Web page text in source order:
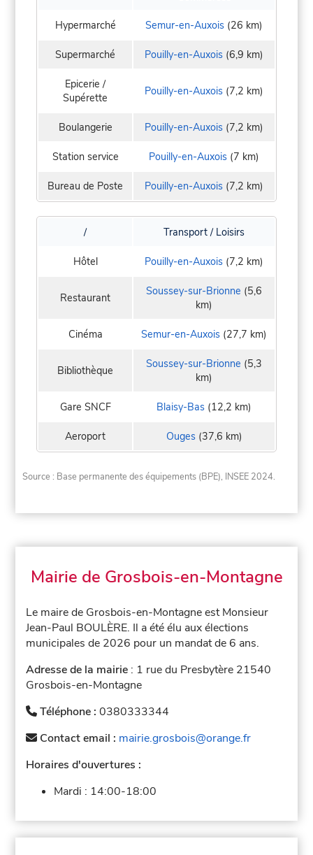
Hypermarché Semur-en-Auxois (26 km)
Supermarché Pouilly-en-Auxois (6,9 km)
Epicerie /
Supérette
Pouilly-en-Auxois (7,2 km)
Boulangerie Pouilly-en-Auxois (7,2 km)
Station service Pouilly-en-Auxois (7 km)
Bureau de Poste Pouilly-en-Auxois (7,2 km)
/ Transport / Loisirs
Hôtel Pouilly-en-Auxois (7,2 km)
Restaurant Soussey-sur-Brionne (5,6
km)
Cinéma Semur-en-Auxois (27,7 km)
Bibliothèque Soussey-sur-Brionne (5,3
km)
Gare SNCF Blaisy-Bas (12,2 km)
Aeroport Ouges(37,6 km)
Source : Base permanente des équipements (BPE), INSEE 2024.
Mairie de Grosbois-en-Montagne
Le maire de Grosbois-en-Montagne est Monsieur
Jean-Paul BOULÈRE. Il a été élu aux élections
municipales de 2026 pour un mandat de 6 ans.
Adresse de la mairie : 1 rue du Presbytère 21540
Grosbois-en-Montagne
Téléphone :0380333344
Contact email : mairie.grosbois@orange.fr
Horaires d'ouvertures :
Mardi : 14:00-18:00